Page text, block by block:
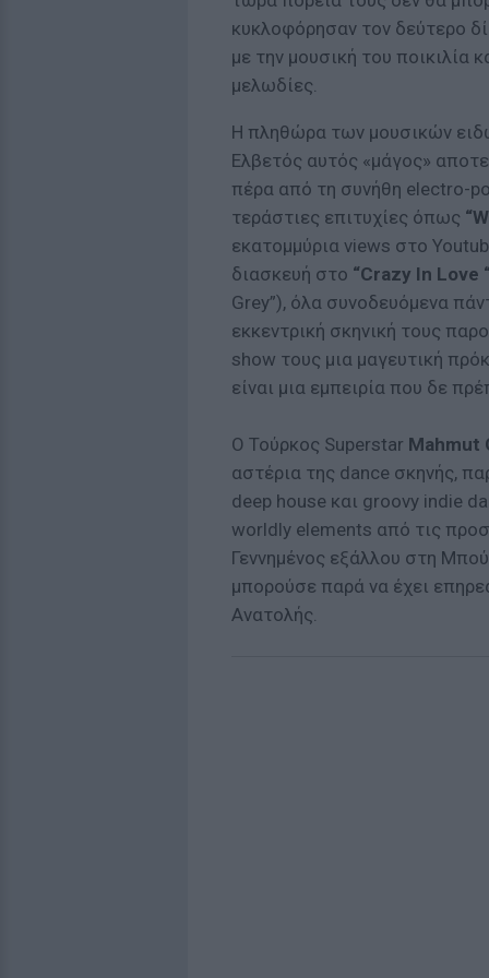
κυκλοφόρησαν τον δεύτερο
με την μουσική του ποικιλία
μελωδίες.
H πληθώρα των μουσικών
Ελβετός αυτός «μάγος»
πέρα από τη συνήθη electro-
τεράστιες επιτυχίες όπως
εκατομμύρια views στο
διασκευή στο “Crazy In Love “
Grey”), όλα συνοδευόμενα
εκκεντρική σκηνική τους
show τους μια μαγευτική
είναι μια εμπειρία που δε
Ο Τούρκος Superstar Mahmut
αστέρια της dance σκηνής,
deep house και groovy indie
worldly elements από τις
Γεννημένος εξάλλου στη
μπορούσε παρά να έχει
Ανατολής.